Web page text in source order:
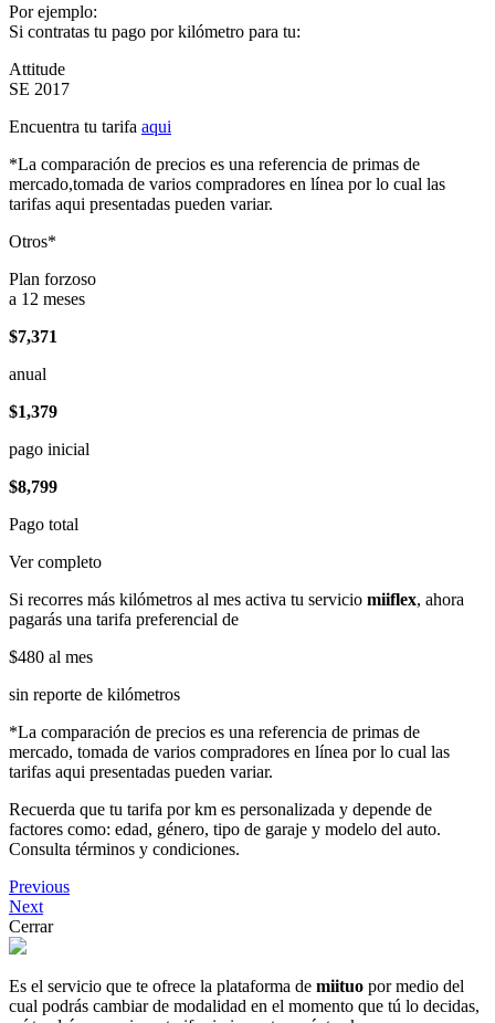
Por ejemplo:
Si contratas tu pago por kilómetro para tu:
Attitude
SE 2017
Encuentra tu tarifa aqui
*La comparación de precios es una referencia de primas de
mercado,tomada de varios compradores en línea por lo cual las
tarifas aqui presentadas pueden variar.
Otros*
Plan forzoso
a 12 meses
$7,371
anual
$1,379
pago inicial
$8,799
Pago total
Ver completo
Si recorres más kilómetros al mes activa tu servicio miiflex, ahora
pagarás una tarifa preferencial de
$480 al mes
sin reporte de kilómetros
*La comparación de precios es una referencia de primas de
mercado, tomada de varios compradores en línea por lo cual las
tarifas aqui presentadas pueden variar.
Recuerda que tu tarifa por km es personalizada y depende de
factores como: edad, género, tipo de garaje y modelo del auto.
Consulta términos y condiciones.
Previous
Next
Cerrar
Es el servicio que te ofrece la plataforma de miituo por medio del
cual podrás cambiar de modalidad en el momento que tú lo decidas,